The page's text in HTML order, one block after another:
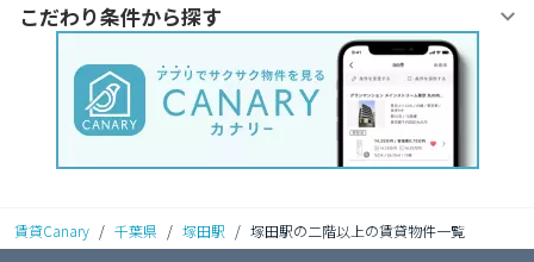
こだわり条件から探す
賃貸Canary / 千葉県 / 塚田駅 / 塚田駅の二階以上の賃貸物件一覧